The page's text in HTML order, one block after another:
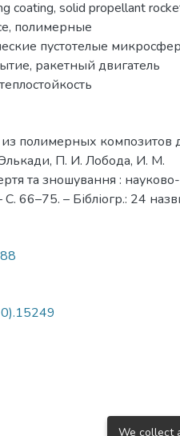
coating, solid propellant
, полимерные
пустотелые
, ракетный двигатель
теплостойкость
полимерных композитов
П. И. Лобода, И. М.
та зношування : науково-
66–75. – Бібліогр.: 24
We collect